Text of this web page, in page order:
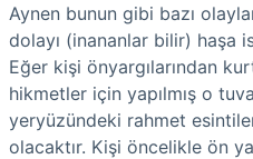
Aynen bunun gibi bazı
dolayı (inananlar bilir) haşa
Eğer kişi önyargılarından
hikmetler için yapılmış o
yeryüzündeki rahmet
olacaktır. Kişi öncelikle ön